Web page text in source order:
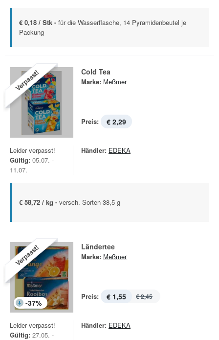
€ 0,18 / Stk - für die Wasserflasche, 14 Pyramidenbeutel je
Packung
Verpasst! Cold Tea
Marke: Meßmer
Preis: € 2,29
Leider verpasst!
Gültig: 05.07. -
11.07.
Händler: EDEKA
€ 58,72 / kg - versch. Sorten 38,5 g
Verpasst!
-37%
Ländertee
Marke: Meßmer
Preis: € 1,55 € 2,45
Leider verpasst!
Gültig: 27.05. -
Händler: EDEKA